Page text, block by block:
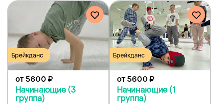
Брейкданс
от 5600₽
Начинающие (3
группа)
Брейкданс
от 5600₽
Начинающие (1
группа)